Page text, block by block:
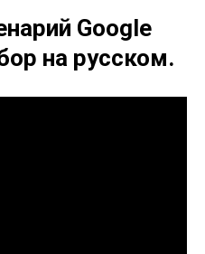
Google
на русском.